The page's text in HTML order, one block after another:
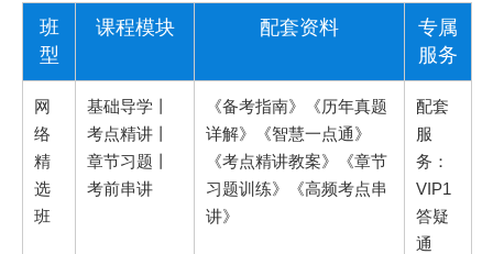
班
型
课程模块 配套资料
专属
服务
网
络
精
选
班
基础导学丨
考点精讲丨
章节习题丨
考前串讲
《备考指南》《历年真题
详解》《智慧一点通》
《考点精讲教案》《章节
习题训练》《高频考点串
讲》
配套
服
务：
VIP1
答疑
通